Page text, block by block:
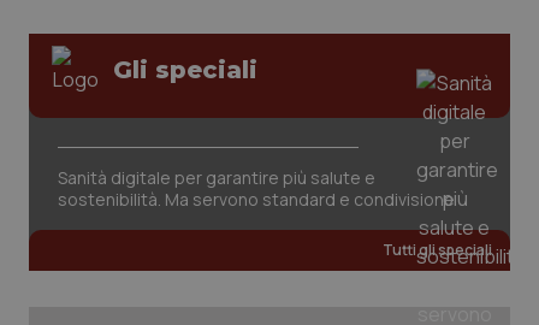
Gli speciali
Sanità digitale per garantire più salute e
sostenibilità. Ma servono standard e condivisione
Tutti gli speciali
www.quotidianosanita.it